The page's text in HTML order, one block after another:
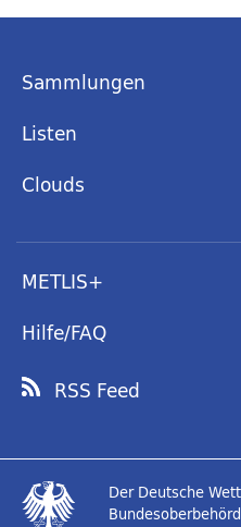
Sammlungen
Listen
Clouds
METLIS+
Hilfe/FAQ
RSS Feed
Der Deutsche